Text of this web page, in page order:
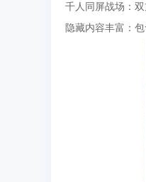
千人同屏战场：
隐藏内容丰富：